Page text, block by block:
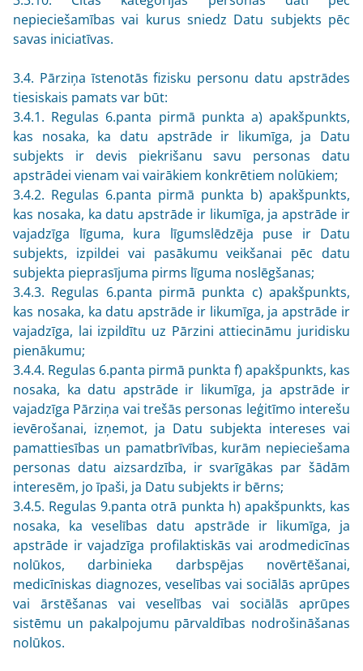
nepieciešamības vai kurus sniedz Datu subjekts pēc
savas iniciatīvas.
3.4. Pārziņa īstenotās fizisku personu datu apstrādes
tiesiskais pamats var būt:
3.4.1. Regulas 6.panta pirmā punkta a) apakšpunkts,
kas nosaka, ka datu apstrāde ir likumīga, ja Datu
subjekts ir devis piekrišanu savu personas datu
apstrādei vienam vai vairākiem konkrētiem nolūkiem;
3.4.2. Regulas 6.panta pirmā punkta b) apakšpunkts,
kas nosaka, ka datu apstrāde ir likumīga, ja apstrāde ir
vajadzīga līguma, kura līgumslēdzēja puse ir Datu
subjekts, izpildei vai pasākumu veikšanai pēc datu
subjekta pieprasījuma pirms līguma noslēgšanas;
3.4.3. Regulas 6.panta pirmā punkta c) apakšpunkts,
kas nosaka, ka datu apstrāde ir likumīga, ja apstrāde ir
vajadzīga, lai izpildītu uz Pārzini attiecināmu juridisku
pienākumu;
3.4.4. Regulas 6.panta pirmā punkta f) apakšpunkts, kas
nosaka, ka datu apstrāde ir likumīga, ja apstrāde ir
vajadzīga Pārziņa vai trešās personas leģitīmo interešu
ievērošanai, izņemot, ja Datu subjekta intereses vai
pamattiesības un pamatbrīvības, kurām nepieciešama
personas datu aizsardzība, ir svarīgākas par šādām
interesēm, jo īpaši, ja Datu subjekts ir bērns;
3.4.5. Regulas 9.panta otrā punkta h) apakšpunkts, kas
nosaka, ka veselības datu apstrāde ir likumīga, ja
apstrāde ir vajadzīga profilaktiskās vai arodmedicīnas
nolūkos, darbinieka darbspējas novērtēšanai,
medicīniskas diagnozes, veselības vai sociālās aprūpes
vai ārstēšanas vai veselības vai sociālās aprūpes
sistēmu un pakalpojumu pārvaldības nodrošināšanas
nolūkos.